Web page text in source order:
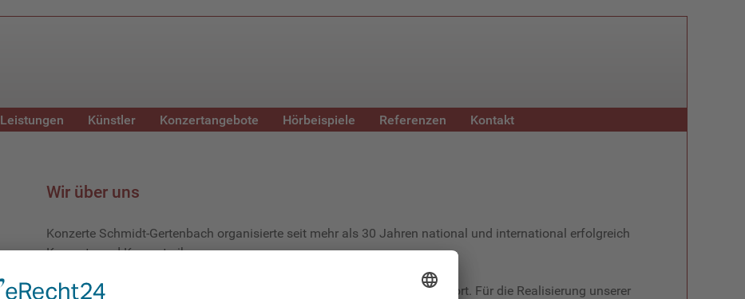
Leistungen Künstler Konzertangebote Hörbeispiele Referenzen Kontakt
Wir über uns
Konzerte Schmidt-Gertenbach organisierte seit mehr als 30 Jahren national und international erfolgreich
Konzerte und Konzertreihen.
Seit Juni 2025 setzt die Nachfolgeagentur Tonlist Concerts diese Arbeit fort. Für die Realisierung unserer